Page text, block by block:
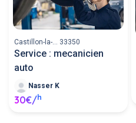
Castillon-la-... 33350
Service : mecanicien
auto
Nasser K
30€/h